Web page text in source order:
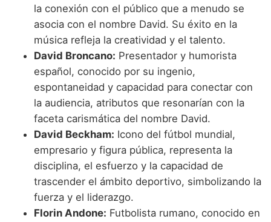
la conexión con el público que a menudo se
asocia con el nombre David. Su éxito en la
música refleja la creatividad y el talento.
David Broncano: Presentador y humorista
español, conocido por su ingenio,
espontaneidad y capacidad para conectar con
la audiencia, atributos que resonarían con la
faceta carismática del nombre David.
David Beckham: Icono del fútbol mundial,
empresario y figura pública, representa la
disciplina, el esfuerzo y la capacidad de
trascender el ámbito deportivo, simbolizando la
fuerza y el liderazgo.
Florin Andone: Futbolista rumano, conocido en